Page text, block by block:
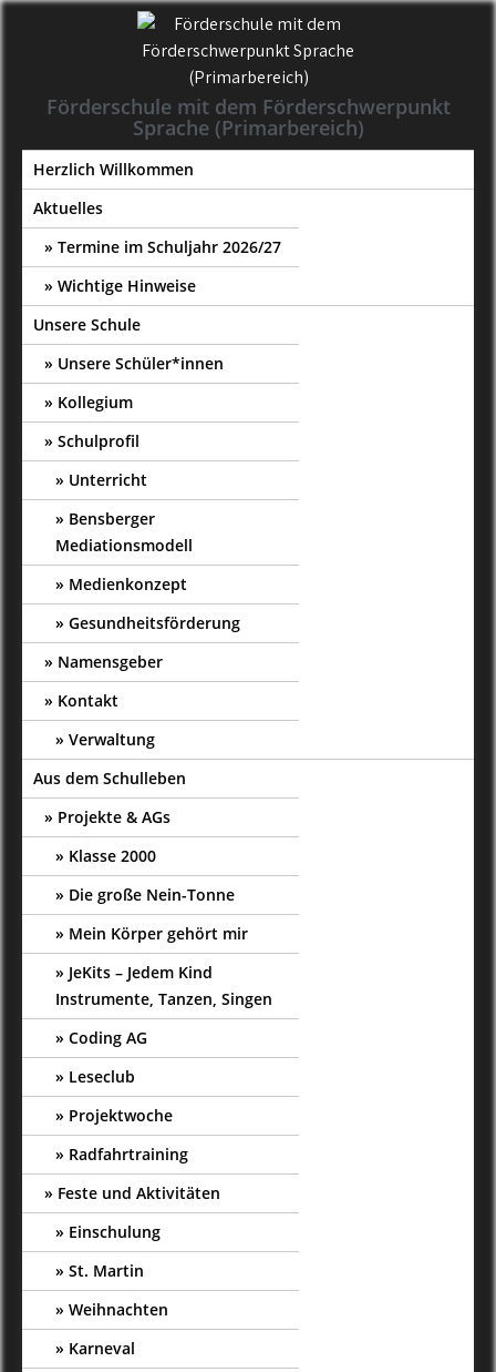
Skip
Förderschule mit dem Förderschwerpunkt
Sprache (Primarbereich)
Herzlich Willkommen
Aktuelles
Termine im Schuljahr 2026/27
Wichtige Hinweise
Unsere Schule
Unsere Schüler*innen
Kollegium
Schulprofil
Unterricht
Bensberger
Mediationsmodell
Medienkonzept
Gesundheitsförderung
Namensgeber
Kontakt
Verwaltung
Aus dem Schulleben
Projekte & AGs
Klasse 2000
Die große Nein-Tonne
Mein Körper gehört mir
JeKits – Jedem Kind
Instrumente, Tanzen, Singen
Coding AG
Leseclub
Projektwoche
Radfahrtraining
Feste und Aktivitäten
Einschulung
St. Martin
Weihnachten
Karneval